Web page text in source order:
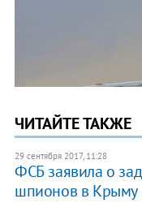
ЧИТАЙТЕ ТАКЖЕ
29 сентября 2017, 11:28
ФСБ заявила о
шпионов в Крыму